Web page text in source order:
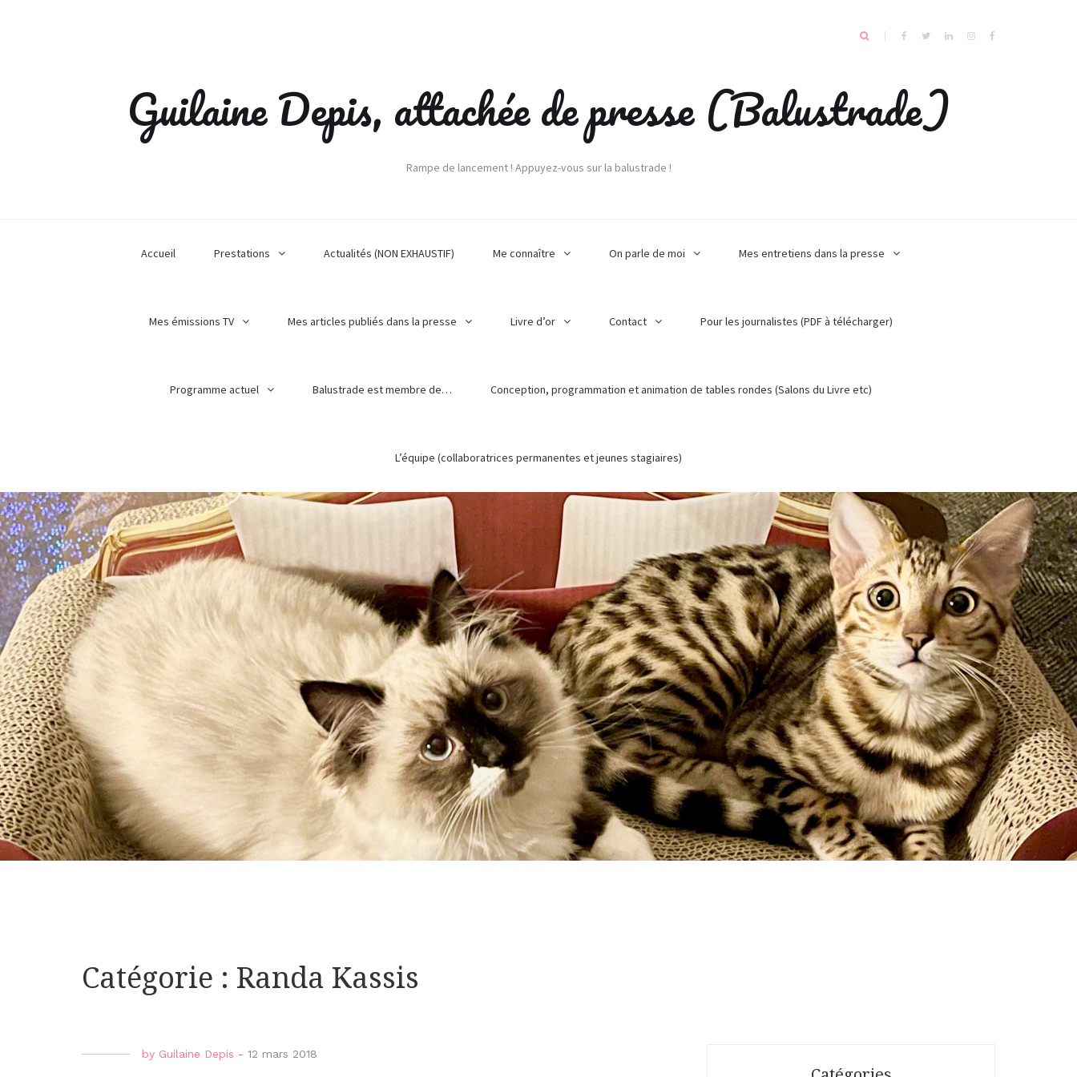
Guilaine Depis, attachée de presse (Balustrade)
Rampe de lancement ! Appuyez-vous sur la balustrade !
Accueil Prestations Actualités (NON EXHAUSTIF) Me connaître On parle de moi Mes entretiens dans la presse
Mes émissions TV Mes articles publiés dans la presse Livre d’or Contact Pour les journalistes (PDF à télécharger)
Programme actuel Balustrade est membre de… Conception, programmation et animation de tables rondes (Salons du Livre etc)
L’équipe (collaboratrices permanentes et jeunes stagiaires)
Catégorie : Randa Kassis
by Guilaine Depis - 12 mars 2018